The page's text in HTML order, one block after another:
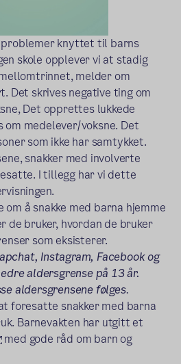
problemer knyttet til barns
skole opplever vi at stadig
melder om
Det skrives negative ting om
Det opprettes lukkede
medelever/voksne. Det
som ikke har samtykket.
snakker med involverte
I tillegg har vi dette
om å snakke med barna hjemme
de bruker, hvordan de bruker
som eksisterer.
Instagram, Facebook og
aldersgrense på 13 år.
aldersgrensene følges.
foresatte snakker med barna
Barnevakten har utgitt et
(ekstern lenke)
med gode råd om barn og